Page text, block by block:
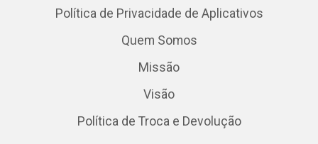
Política de Privacidade de Aplicativos
Quem Somos
Missão
Visão
Política de Troca e Devolução